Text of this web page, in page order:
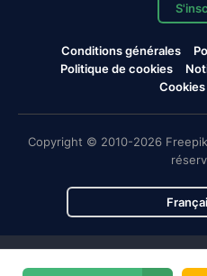
Conditions générales
Politique de cookies
Copyright © 2010-2026